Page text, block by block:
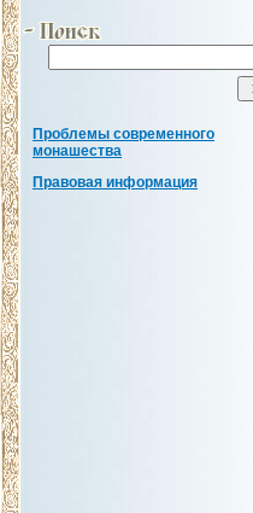
Проблемы современного
монашества
Правовая информация